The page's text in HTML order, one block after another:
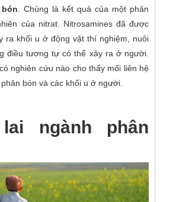
. Chúng là kết quả của một phản
của nitrat. Nitrosamines đã được
ra khối u ở động vật thí nghiệm, nuôi
điều tương tự có thể xảy ra ở người.
nghiên cứu nào cho thấy mối liên hệ
bón và các khối u ở người.
ngành phân